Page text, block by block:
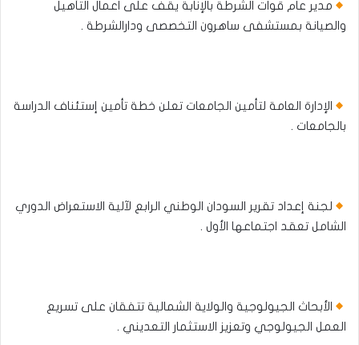
مدير عام قوات الشرطة بالإنابة يقف على اعمال التأهيل
والصيانة بمستشفى ساهرون التخصصى ودارالشرطة .
الإدارة العامة لتأمين الجامعات تعلن خطة تأمين إستئناف الدراسة
بالجامعات .
لجنة إعداد تقرير السودان الوطني الرابع لآلية الاستعراض الدوري
الشامل تعقد اجتماعها الأول .
الأبحاث الجيولوجية والولاية الشمالية تتفقان على تسريع
العمل الجيولوجي وتعزيز الاستثمار التعديني .